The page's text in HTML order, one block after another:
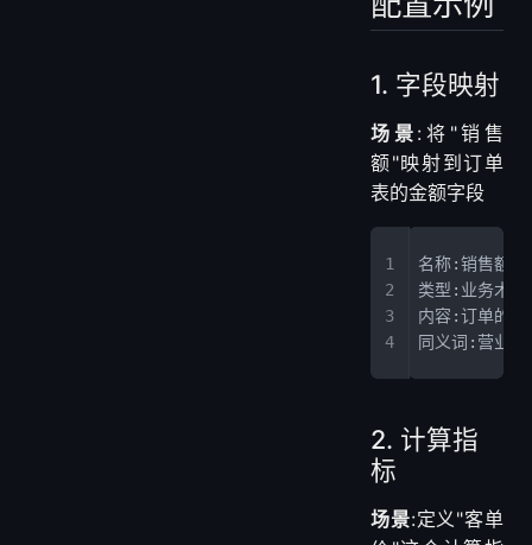
搜索术语
五、术语
配置示例
场景 :将"销售
额"映射到订单
表的金额字段
内容:订单的